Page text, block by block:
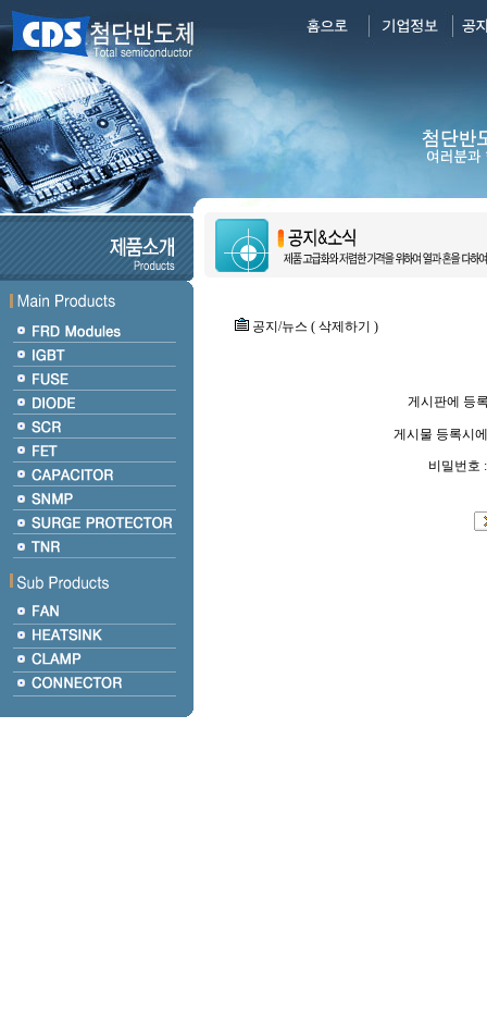
공지/뉴스 ( 삭제하기 )
게시판에 등
게시물 등록시
비밀번호